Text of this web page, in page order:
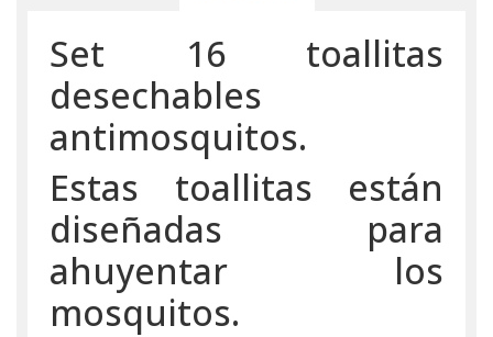
Set 16 toallitas
desechables
antimosquitos.
Estas toallitas están
diseñadas para
ahuyentar los
mosquitos.